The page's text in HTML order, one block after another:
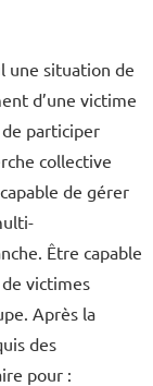
une situation de
d’une victime
de participer
collective
de gérer
Être capable
victimes
Après la
des
pour :